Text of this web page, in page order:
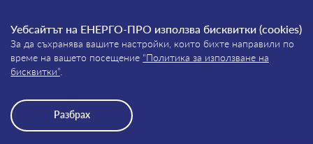
Уебсайтът на ЕНЕРГО-ПРО използва бисквитки (cookies)
За да съхранява вашите настройки, които бихте направили по
време на вашето посещение “Политика за използване на
бисквитки”
Разбрах